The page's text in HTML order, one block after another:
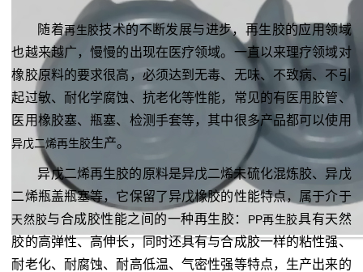
随着再生胶技术的不断发展与进步，再生胶的应用领域
也越来越广，慢慢的出现在医疗领域。一直以来理疗领域对
橡胶原料的要求很高，必须达到无毒、无味、不致病、不引
起过敏、耐化学腐蚀、抗老化等性能，常见的有医用胶管、
医用橡胶塞、瓶塞、检测手套等，其中很多产品都可以使用
异戊二烯再生胶生产。
异戊二烯再生胶的原料是异戊二烯未硫化混炼胶、异戊
二烯瓶盖瓶塞等，它保留了异戊橡胶的性能特点，属于介于
天然胶与合成胶性能之间的一种再生胶： PP再生胶具有天然
胶的高弹性、高伸长，同时还具有与合成胶一样的粘性强、
耐老化、耐腐蚀、耐高低温、气密性强等特点，生产出来的